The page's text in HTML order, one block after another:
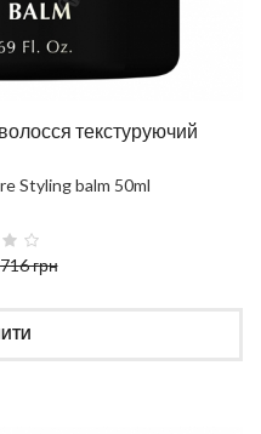
текстуруючий
Styling balm 50ml
716 грн